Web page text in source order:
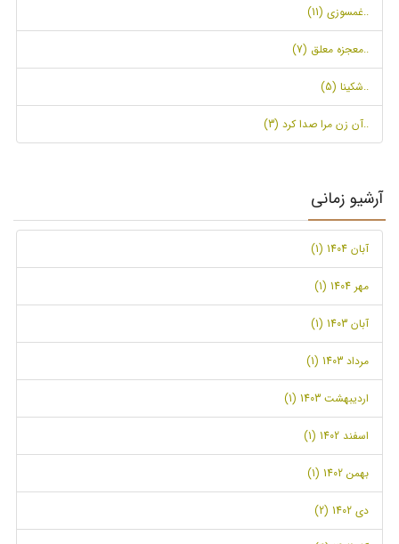
..غمسوزی (11)
..معجزه معلق (7)
..شکینا (5)
..آن زن مرا صدا کرد (3)
آرشیو زمانی
آبان 1404 (1)
مهر 1404 (1)
آبان 1403 (1)
مرداد 1403 (1)
اردیبهشت 1403 (1)
اسفند 1402 (1)
بهمن 1402 (1)
دی 1402 (2)